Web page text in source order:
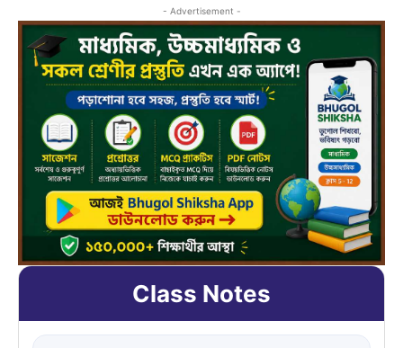
- Advertisement -
Class Notes